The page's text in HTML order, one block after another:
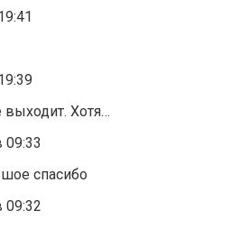
выходит. Хотя…
09:33
спасибо
09:32